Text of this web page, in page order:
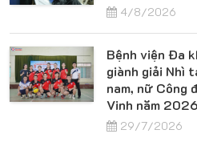
4/8/2026
Bệnh viện Đa
giành giải Nhì
nam, nữ Công
Vinh năm 2026
29/7/2026